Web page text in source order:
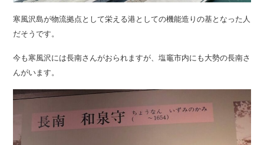
寒風沢島が物流拠点として栄える港としての機能造りの基となった人
だそうです。
今も寒風沢には長南さんがおられますが、塩竈市内にも大勢の長南さ
んがいます。